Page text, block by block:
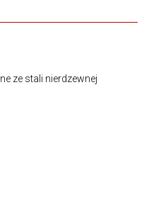
ze stali nierdzewnej